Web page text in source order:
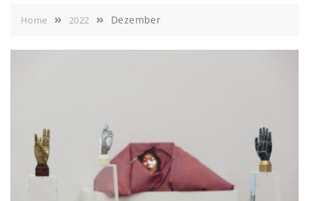
Home 2022 Dezember